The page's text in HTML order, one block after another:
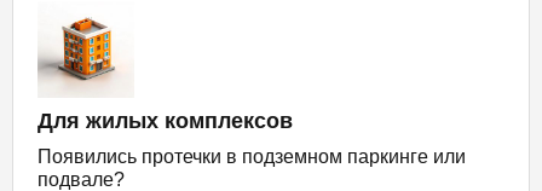
Для жилых комплексов
Появились протечки в подземном паркинге или
подвале?